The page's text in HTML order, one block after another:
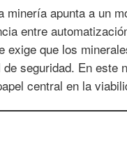
minería apunta a un
entre
exige que los
seguridad. En este
central en la